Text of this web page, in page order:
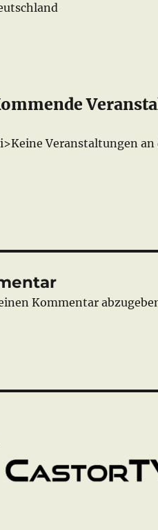
Veranstaltungen
Kommentar